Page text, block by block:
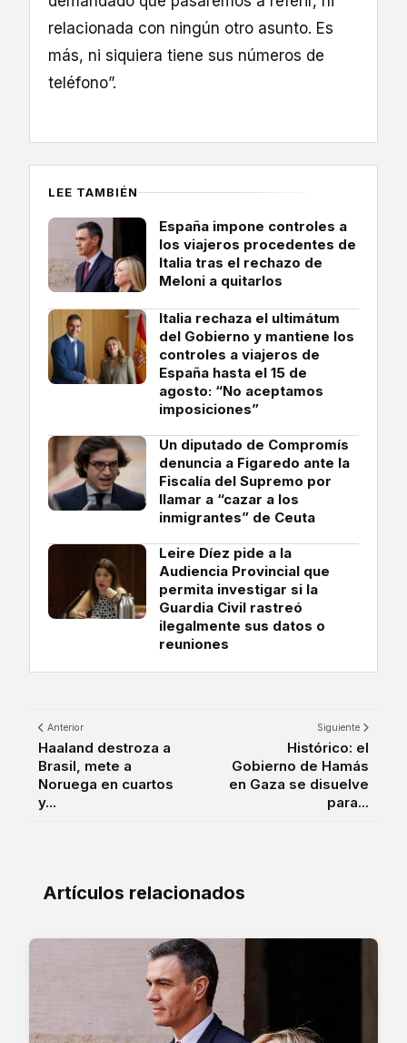
relacionada con ningún otro asunto. Es
más, ni siquiera tiene sus números de
teléfono”.
LEE TAMBIÉN
España impone controles a
los viajeros procedentes de
Italia tras el rechazo de
Meloni a quitarlos
Italia rechaza el ultimátum
del Gobierno y mantiene los
controles a viajeros de
España hasta el 15 de
agosto: “No aceptamos
imposiciones”
Un diputado de Compromís
denuncia a Figaredo ante la
Fiscalía del Supremo por
llamar a “cazar a los
inmigrantes” de Ceuta
Leire Díez pide a la
Audiencia Provincial que
permita investigar si la
Guardia Civil rastreó
ilegalmente sus datos o
reuniones
Anterior
Haaland destroza a
Brasil, mete a
Noruega en cuartos
y...
Siguiente
Histórico: el
Gobierno de Hamás
en Gaza se disuelve
para...
Artículos relacionados